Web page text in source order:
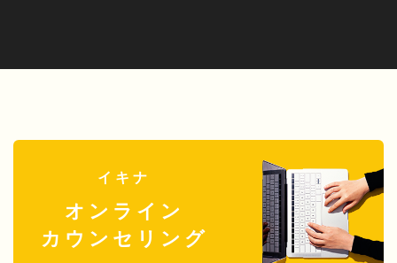
イキナ
オンライン
カウンセリング